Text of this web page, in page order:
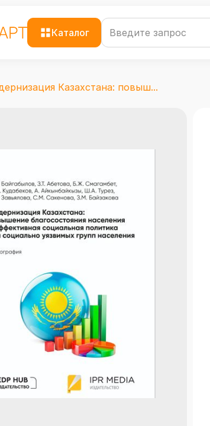
Каталог
Казахстана: повыш...